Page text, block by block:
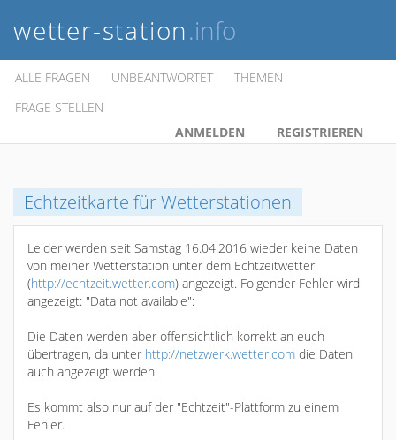
wetter-station.info
ALLE FRAGEN UNBEANTWORTET
THEMEN
FRAGE STELLEN
ANMELDEN
REGISTRIEREN
Echtzeitkarte für Wetterstationen
Leider werden seit Samstag 16.04.2016 wieder keine Daten
von meiner Wetterstation unter dem Echtzeitwetter
(http://echtzeit.wetter.com) angezeigt. Folgender Fehler wird
angezeigt: "Data not available":
Die Daten werden aber offensichtlich korrekt an euch
übertragen, da unter http://netzwerk.wetter.com die Daten
auch angezeigt werden.
Es kommt also nur auf der "Echtzeit"-Plattform zu einem
Fehler.